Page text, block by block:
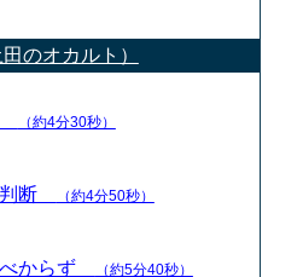
のオカルト）
（約4分30秒）
判断 （約4分50秒）
べからず （約5分40秒）